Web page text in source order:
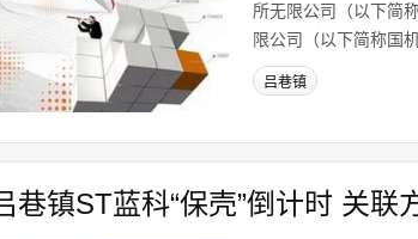
所无限公司（以下简
限公司（以下简称国
吕巷镇
巷镇ST蓝科“保壳”倒计时 关联